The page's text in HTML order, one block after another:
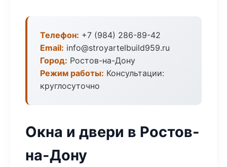
Телефон: +7 (984) 286-89-42
Email: info@stroyartelbuild959.ru
Город: Ростов-на-Дону
Режим работы: Консультации:
круглосуточно
Окна и двери в Ростов-
на-Дону